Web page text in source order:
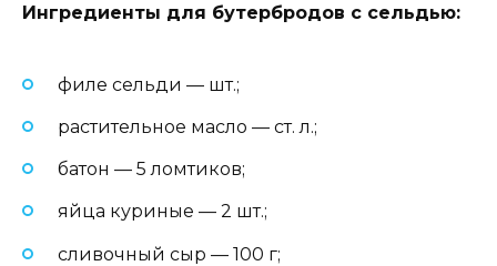
Ингредиенты для бутербродов с сельдью:
филе сельди — шт.;
растительное масло — ст. л.;
батон — 5 ломтиков;
яйца куриные — 2 шт.;
сливочный сыр — 100 г;